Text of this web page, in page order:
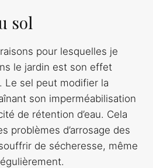
sol
pour lesquelles je
le jardin est son effet
Le sel peut modifier la
son imperméabilisation
de rétention d’eau. Cela
problèmes d’arrosage des
de sécheresse, même